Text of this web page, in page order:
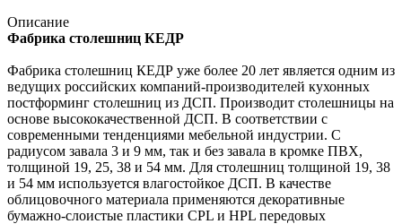
Описание
Фабрика столешниц КЕДР
Фабрика столешниц КЕДР уже более 20 лет является одним из
ведущих российских компаний-производителей кухонных
постформинг столешниц из ДСП. Производит столешницы на
основе высококачественной ДСП. В соответствии с
современными тенденциями мебельной индустрии. С
радиусом завала 3 и 9 мм, так и без завала в кромке ПВХ,
толщиной 19, 25, 38 и 54 мм. Для столешниц толщиной 19, 38
и 54 мм используется влагостойкое ДСП. В качестве
облицовочного материала применяются декоративные
бумажно-слоистые пластики CPL и HPL передовых